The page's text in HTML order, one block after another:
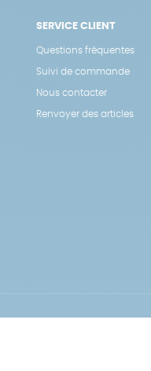
SERVICE CLIENT
Questions fréquentes
Suivi de commande
Nous contacter
Renvoyer des articles